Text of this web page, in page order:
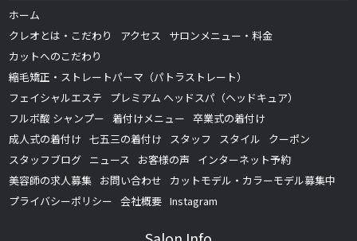
ホーム
クレオとは・こだわり
アクセス
サロンメニュー・料金
カットへのこだわり
縮毛矯正・ストレートパーマ（パトラストレート）
フェイシャルエステ
プレミアム ヘッドスパ（ヘッドキュア）
フルボ酸 シャンプー 着付けメニュー 卒業式の着付け
成人式の着付け 七五三の着付け スタッフ スタイル
クーポン
スタッフブログ ニュース お客様の声
インターネット予約
美容師の求人募集 お問い合わせ
カットモデル・カラーモデル募集中
プライバシーポリシー 会社概要 Instagram